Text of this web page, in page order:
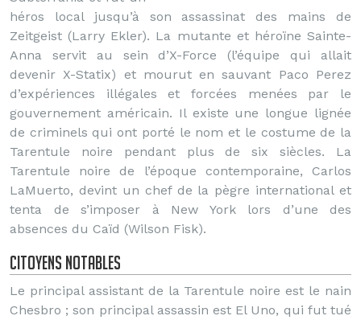
héros local jusqu’à son assassinat des mains de
Zeitgeist (Larry Ekler). La mutante et héroïne Sainte-
Anna servit au sein d’X-Force (l’équipe qui allait
devenir X-Statix) et mourut en sauvant Paco Perez
d’expériences illégales et forcées menées par le
gouvernement américain. Il existe une longue lignée
de criminels qui ont porté le nom et le costume de la
Tarentule noire pendant plus de six siècles. La
Tarentule noire de l’époque contemporaine, Carlos
LaMuerto, devint un chef de la pègre international et
tenta de s’imposer à New York lors d’une des
absences du Caïd (Wilson Fisk).
Citoyens notables
Le principal assistant de la Tarentule noire est le nain
Chesbro ; son principal assassin est El Uno, qui fut tué